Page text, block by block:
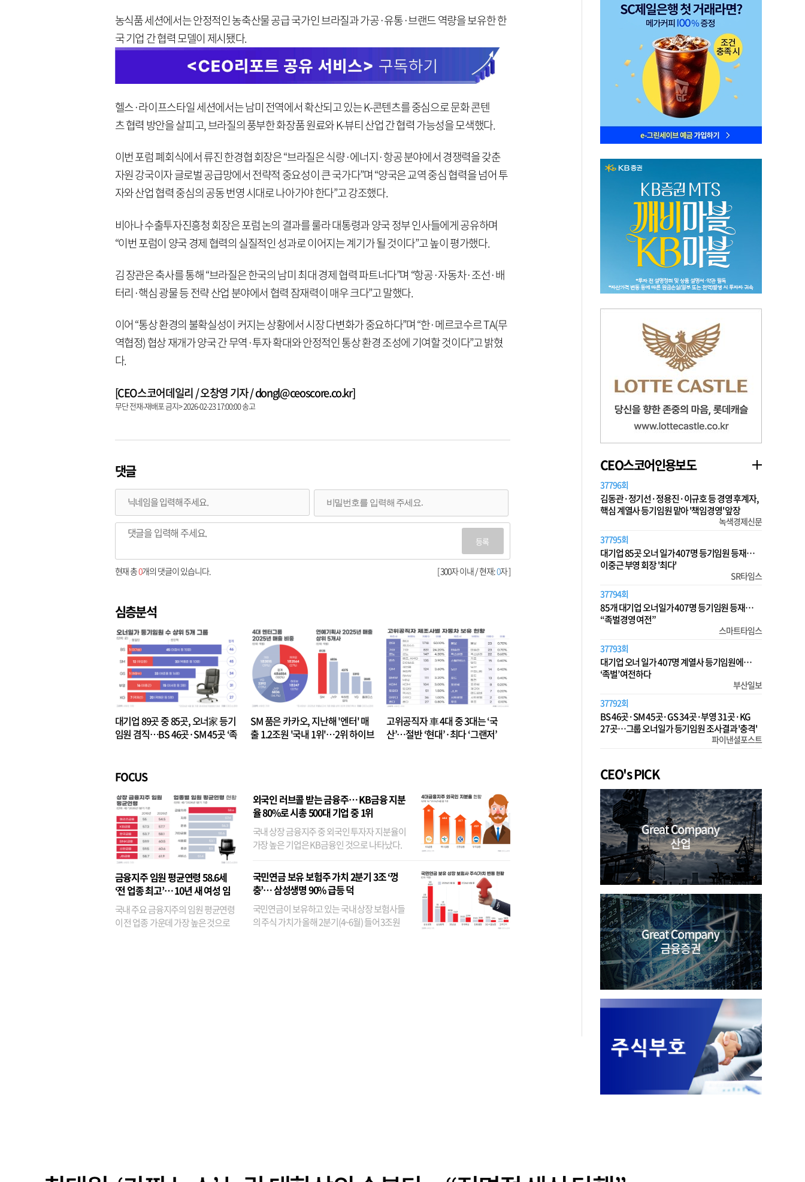
농식품 세션에서는 안정적인 농축산물 공급 국가인 브라질과 가공·유통·브랜드 역량을 보유한 한
국 기업 간 협력 모델이 제시됐다.
헬스·라이프스타일 세션에서는 남미 전역에서 확산되고 있는 K-콘텐츠를 중심으로 문화 콘텐
츠 협력 방안을 살피고, 브라질의 풍부한 화장품 원료와 K-뷰티 산업 간 협력 가능성을 모색했다.
이번 포럼 폐회식에서 류진 한경협 회장은 “브라질은 식량·에너지·항공 분야에서 경쟁력을 갖춘
자원 강국이자 글로벌 공급망에서 전략적 중요성이 큰 국가다”며 “양국은 교역 중심 협력을 넘어 투
자와 산업 협력 중심의 공동 번영 시대로 나아가야 한다”고 강조했다.
비아나 수출투자진흥청 회장은 포럼 논의 결과를 룰라 대통령과 양국 정부 인사들에게 공유하며
“이번 포럼이 양국 경제 협력의 실질적인 성과로 이어지는 계기가 될 것이다”고 높이 평가했다.
김 장관은 축사를 통해 “브라질은 한국의 남미 최대 경제 협력 파트너다”며 “항공·자동차·조선·배
터리·핵심 광물 등 전략 산업 분야에서 협력 잠재력이 매우 크다”고 말했다.
이어 “통상 환경의 불확실성이 커지는 상황에서 시장 다변화가 중요하다”며 “한·메르코수르 TA(무
역협정) 협상 재개가 양국 간 무역·투자 확대와 안정적인 통상 환경 조성에 기여할 것이다”고 밝혔
다.
[CEO스코어데일리 / 오창영 기자 / dongl@ceoscore.co.kr]
무단 전재-재배포 금지> 2026-02-23 17:00:00 송고
댓글
등록
[ 300자 이내 / 현재:0자 ]
현재 총0개의 댓글이 있습니다.
심층분석
대기업 89곳 중 85곳, 오너家 등기
임원 겸직…BS 46곳·SM 45곳 ‘족
SM 품은 카카오, 지난해 '엔터' 매
출 1.2조원 '국내 1위'…2위 하이브
고위공직자 車 4대 중 3대는 ‘국
산’…절반 ‘현대’·최다 ‘그랜저’
FOCUS
금융지주 임원 평균연령 58.6세
‘전 업종 최고’… 10년 새 여성 임
원은 14배 껑충
국내 주요 금융지주의 임원 평균연령
이 전 업종 가운데 가장 높은 것으로
외국인 러브콜 받는 금융주… KB금융 지분
율 80%로 시총 500대 기업 중 1위
국내 상장 금융지주 중 외국인 투자자 지분율이
가장 높은 기업은 KB금융인 것으로 나타났다.
융이었다. 특히 KB금융은 지난달 말 기준 해외
기관투자자 지분율이...
국민연금 보유 보험주 가치 2분기 3조 ‘껑
충’… 삼성생명 90% 급등 덕
국민연금이 보유하고 있는 국내 상장 보험사들
의 주식 가치가 올해 2분기(4~6월) 들어 3조원
CEO스코어인용보도
37796회
김동관·정기선·정용진·이규호 등 경영 후계자,
핵심 계열사 등기임원 맡아 '책임경영' 앞장
녹색경제신문
37795회
대기업 85곳 오너 일가 407명 등기임원 등재…
이중근 부영 회장 '최다'
SR타임스
37794회
85개 대기업 오너일가 407명 등기임원 등재…
“족벌경영 여전”
스마트타임스
37793회
대기업 오너 일가 407명 계열사 등기임원에…
‘족벌’ 여전하다
부산일보
37792회
BS 46곳·SM 45곳·GS 34곳·부영 31곳·KG
27곳…그룹 오너일가 등기임원 조사결과 '충격'
파이낸셜포스트
CEO's PICK